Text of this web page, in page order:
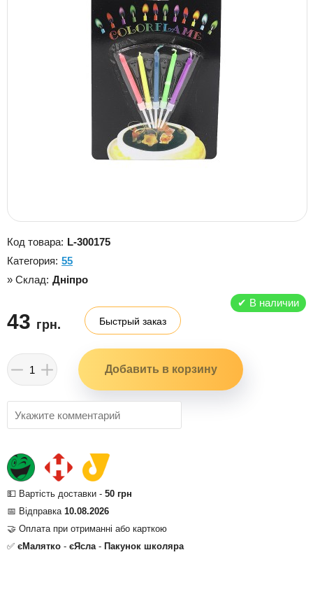
Код товара: L-300175
Категория: 55
» Склад: Дніпро
✔ В наличии
43 грн. Быстрый заказ
💵 Вартість доставки - 50 грн
📅 Відправка 10.08.2026
🤝 Оплата при отриманні або карткою
✅ єМалятко - єЯсла- Пакунок школяра